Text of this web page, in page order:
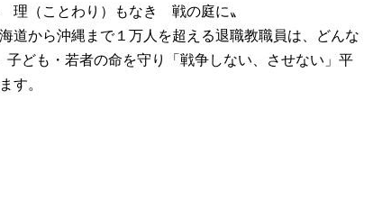
理（ことわり）もなき 戦の庭に〟
道から沖縄まで１万人を超える退職教職員は、どんな
ども・若者の命を守り「戦争しない、させない」平
す。